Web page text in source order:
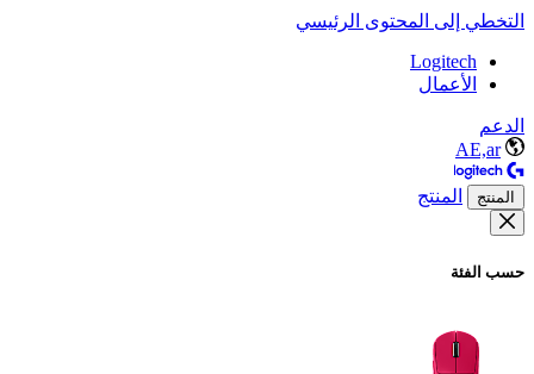
التخطي إلى المحتوى الرئيسي
Logitech
الأعمال
الدعم
AE,ar
المنتج المنتج
حسب الفئة